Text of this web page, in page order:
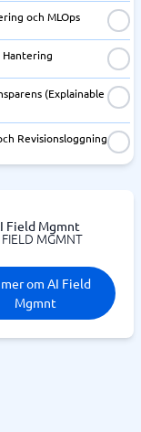
och MLOps
(Explainable
Revisionsloggning
Field Mgmnt
MGMNT
mer om AI Field
Mgmnt